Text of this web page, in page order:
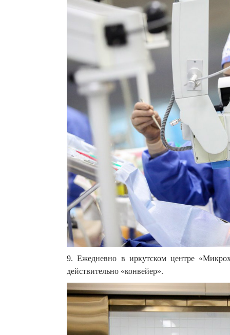
9. Ежедневно в иркутском центре
действительно «конвейер».